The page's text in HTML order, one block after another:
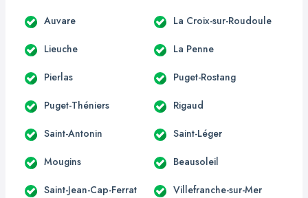
Auvare La Croix-sur-Roudoule
Lieuche La Penne
Pierlas Puget-Rostang
Puget-Théniers Rigaud
Saint-Antonin Saint-Léger
Mougins Beausoleil
Saint-Jean-Cap-Ferrat Villefranche-sur-Mer